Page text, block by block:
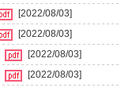
[2022/08/03]
[2022/08/03]
[2022/08/03]
[2022/08/03]